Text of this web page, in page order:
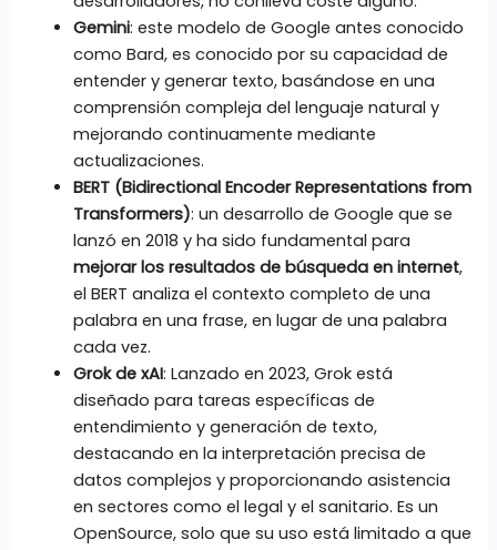
Gemini: este modelo de Google antes conocido
como Bard, es conocido por su capacidad de
entender y generar texto, basándose en una
comprensión compleja del lenguaje natural y
mejorando continuamente mediante
actualizaciones.
BERT (Bidirectional Encoder Representations from
Transformers): un desarrollo de Google que se
lanzó en 2018 y ha sido fundamental para
mejorar los resultados de búsqueda en internet,
el BERT analiza el contexto completo de una
palabra en una frase, en lugar de una palabra
cada vez.
Grok de xAI: Lanzado en 2023, Grok está
diseñado para tareas específicas de
entendimiento y generación de texto,
destacando en la interpretación precisa de
datos complejos y proporcionando asistencia
en sectores como el legal y el sanitario. Es un
OpenSource, solo que su uso está limitado a que